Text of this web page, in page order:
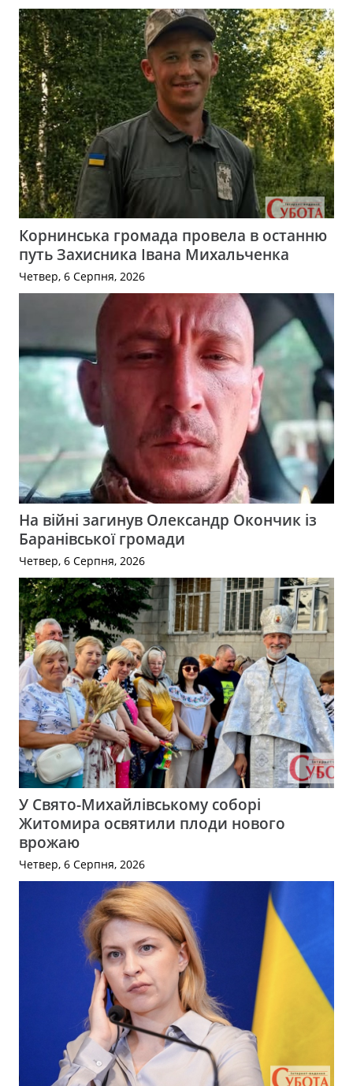
Корнинська громада провела в останню
путь Захисника Івана Михальченка
Четвер, 6 Серпня, 2026
На війні загинув Олександр Окончик із
Баранівської громади
Четвер, 6 Серпня, 2026
У Свято-Михайлівському соборі
Житомира освятили плоди нового
врожаю
Четвер, 6 Серпня, 2026